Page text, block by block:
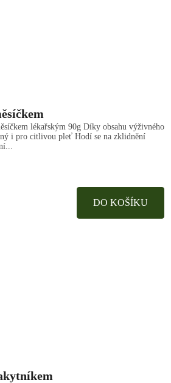
lékařským 90g Díky obsahu výživného
i pro citlivou pleť Hodí se na zklidnění
DO KOŠÍKU